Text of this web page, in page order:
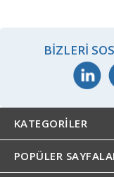
BIZLERI
KATEGORILER
POPÜLER